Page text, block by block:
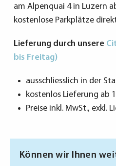
am Alpenquai 4 in Luzern
kostenlose Parkplätze
Lieferung durch unsere
bis Freitag)
ausschliesslich in der
kostenlos Lieferung ab
Preise inkl. MwSt., exkl.
Können wir Ihnen